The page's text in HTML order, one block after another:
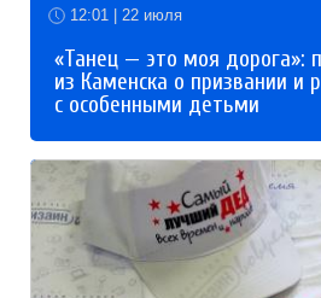
12:01 | 22 июля
«Танец — это моя дорога»:
из Каменска о призвании и
с особенными детьми